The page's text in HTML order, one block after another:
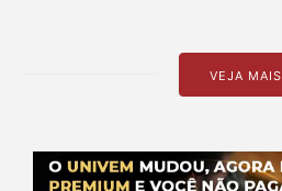
VEJA MAIS